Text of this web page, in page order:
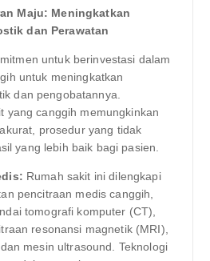
Maju: Meningkatkan
dan Perawatan
untuk berinvestasi dalam
untuk meningkatkan
dan pengobatannya.
yang canggih memungkinkan
prosedur yang tidak
yang lebih baik bagi pasien.
Rumah sakit ini dilengkapi
pencitraan medis canggih,
tomografi komputer (CT),
resonansi magnetik (MRI),
mesin ultrasound. Teknologi